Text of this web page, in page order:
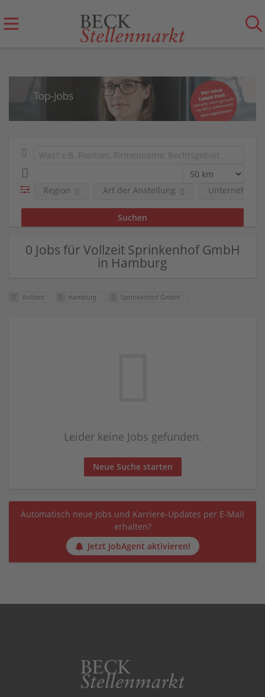
Region Art der Anstellung Unternehmen
0 Jobs für Vollzeit Sprinkenhof GmbH
in Hamburg
Vollzeit Hamburg Sprinkenhof GmbH
Leider keine Jobs gefunden.
Neue Suche starten
Automatisch neue Jobs und Karriere-Updates per E-Mail
erhalten?
Jetzt JobAgent aktivieren!